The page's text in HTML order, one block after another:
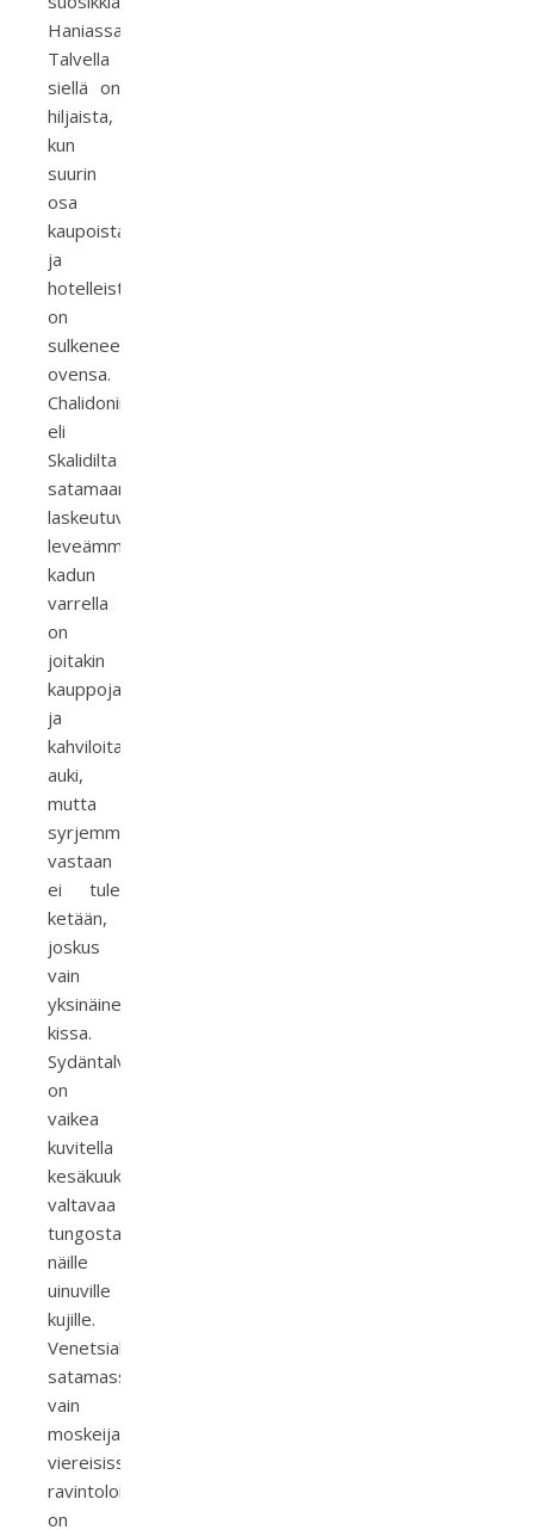
Haniassa.
Talvella
siellä on
hiljaista,
kun
suurin
osa
kaupoista
ja
hotelleista
on
sulkeneet
ovensa.
Chalidonin
eli
Skalidilta
satamaan
laskeutuvan
leveämmän
kadun
varrella
on
joitakin
kauppoja
ja
kahviloita
auki,
mutta
syrjemmällä
vastaan
ei tule
ketään,
joskus
vain
yksinäinen
kissa.
Sydäntalvella
on
vaikea
kuvitella
kesäkuukausien
valtavaa
tungosta
näille
uinuville
kujille.
Venetsialaisessa
satamassa
vain
moskeijan
viereisissä
ravintoloissa
on